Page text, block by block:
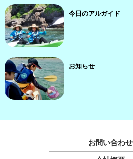
今日のアルガイド
お知らせ
お問い合わせ